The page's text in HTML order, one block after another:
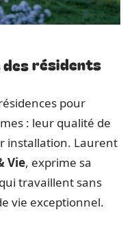
des résidents
pour
: leur qualité de
installation. Laurent
Vie, exprime sa
travaillent sans
vie exceptionnel.